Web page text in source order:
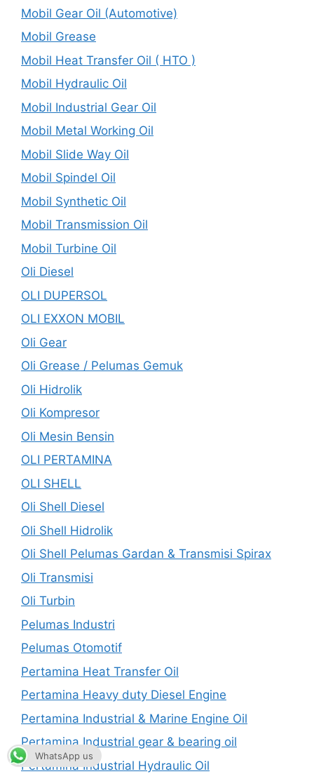
Mobil Gear Oil (Automotive)
Mobil Grease
Mobil Heat Transfer Oil ( HTO )
Mobil Hydraulic Oil
Mobil Industrial Gear Oil
Mobil Metal Working Oil
Mobil Slide Way Oil
Mobil Spindel Oil
Mobil Synthetic Oil
Mobil Transmission Oil
Mobil Turbine Oil
Oli Diesel
OLI DUPERSOL
OLI EXXON MOBIL
Oli Gear
Oli Grease / Pelumas Gemuk
Oli Hidrolik
Oli Kompresor
Oli Mesin Bensin
OLI PERTAMINA
OLI SHELL
Oli Shell Diesel
Oli Shell Hidrolik
Oli Shell Pelumas Gardan & Transmisi Spirax
Oli Transmisi
Oli Turbin
Pelumas Industri
Pelumas Otomotif
Pertamina Heat Transfer Oil
Pertamina Heavy duty Diesel Engine
Pertamina Industrial & Marine Engine Oil
Pertamina Industrial gear & bearing oil
Pertamina Industrial Hydraulic Oil
WhatsApp us